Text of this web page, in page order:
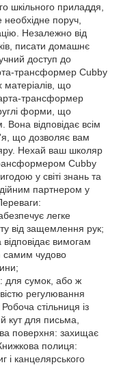
шкільного приладдя,
поруч,
Незалежно від
писати домашнє
доступ до
трансформер Cubby
матеріалів, що
трансформер
форми, що
відповідає всім
що дозволяє вам
Нехай ваш школяр
Cubby
у світі знань та
партнером у
легке
від защемлення рук;
вимогам
самим чудово
для сумок, або ж
регулювання
стільниця із
кут для письма,
поверхня: захищає
Книжкова полиця:
і канцелярського